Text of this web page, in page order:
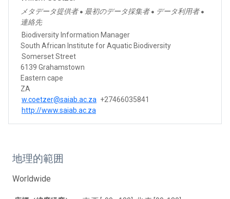
メタデータ提供者 ● 最初のデータ採集者 ● データ利用者 ●
連絡先
Biodiversity Information Manager
South African Institute for Aquatic Biodiversity
Somerset Street
6139 Grahamstown
Eastern cape
ZA
w.coetzer@saiab.ac.za +27466035841
http://www.saiab.ac.za
地理的範囲
Worldwide